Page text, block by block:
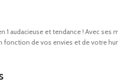
audacieuse et tendance ! Avec
fonction de vos envies et de votre